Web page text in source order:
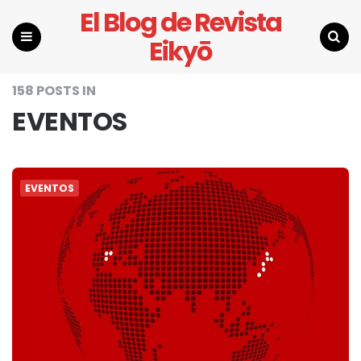
El Blog de Revista
Eikyō
158 POSTS IN
EVENTOS
EVENTOS